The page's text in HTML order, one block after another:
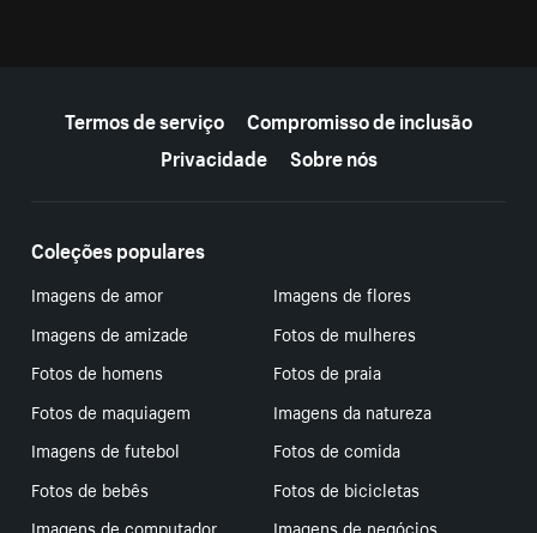
Termos de serviço
Compromisso de inclusão
Privacidade
Sobre nós
Coleções populares
Imagens de amor
Imagens de flores
Imagens de amizade
Fotos de mulheres
Fotos de homens
Fotos de praia
Fotos de maquiagem
Imagens da natureza
Imagens de futebol
Fotos de comida
Fotos de bebês
Fotos de bicicletas
Imagens de computador
Imagens de negócios